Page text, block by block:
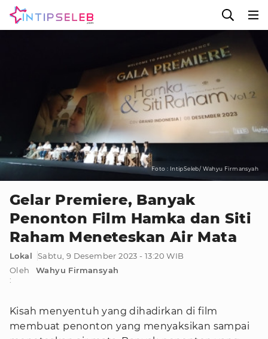
Foto : IntipSeleb/ Wahyu Firmansyah
Gelar Premiere, Banyak
Penonton Film Hamka dan Siti
Raham Meneteskan Air Mata
Lokal
Sabtu, 9 Desember 2023 - 13:20 WIB
Oleh
:
Wahyu Firmansyah
Kisah menyentuh yang dihadirkan di film
membuat penonton yang menyaksikan sampai